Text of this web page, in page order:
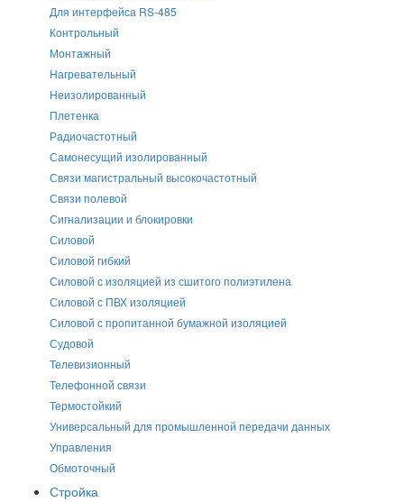
Для интерфейса RS-485
Контрольный
Монтажный
Нагревательный
Неизолированный
Плетенка
Радиочастотный
Самонесущий изолированный
Связи магистральный высокочастотный
Связи полевой
Сигнализации и блокировки
Силовой
Силовой гибкий
Силовой с изоляцией из сшитого полиэтилена
Силовой с ПВХ изоляцией
Силовой с пропитанной бумажной изоляцией
Судовой
Телевизионный
Телефонной связи
Термостойкий
Универсальный для промышленной передачи данных
Управления
Обмоточный
Стройка